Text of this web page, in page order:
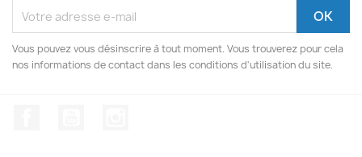
Vous pouvez vous désinscrire à tout moment. Vous trouverez pour cela
nos informations de contact dans les conditions d'utilisation du site.